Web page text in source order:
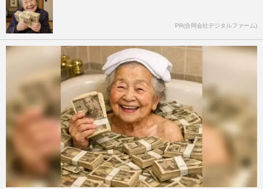
PR(合同会社デジタルファーム)